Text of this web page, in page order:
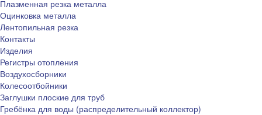
Плазменная резка металла
Оцинковка металла
Лентопильная резка
Контакты
Изделия
Регистры отопления
Воздухосборники
Колесоотбойники
Заглушки плоские для труб
Гребёнка для воды (распределительный коллектор)